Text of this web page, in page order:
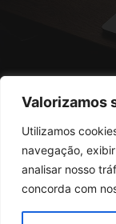
Valorizamos
Utilizamos
navegação,
analisar nosso
concorda comRua